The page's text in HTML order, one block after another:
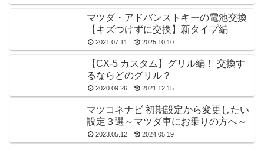
マツダ・アドバンストキーの電池交換
【キズつけずに交換】新タイプ編
2021.07.11 2025.10.10
【CX-5 カスタム】グリル編！ 交換す
るならどのグリル？
2020.09.26 2021.12.15
マツコネナビ 初期設定から変更したい
設定３選～マツダ車にお乗りの方へ～
2023.05.12 2024.05.19